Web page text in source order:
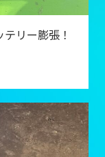
リー膨張！